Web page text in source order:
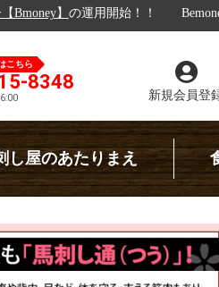
Bemoneyポイント最大１８％還元！
こちら
8348
新規会員登
し屋のあたりまえ